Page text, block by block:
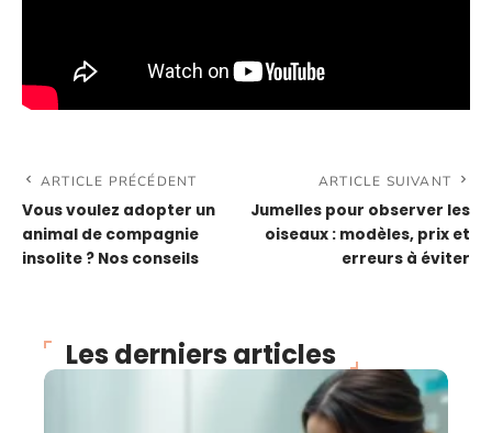
ARTICLE PRÉCÉDENT
Vous voulez adopter un
animal de compagnie
insolite ? Nos conseils
ARTICLE SUIVANT
Jumelles pour observer les
oiseaux : modèles, prix et
erreurs à éviter
Les derniers articles